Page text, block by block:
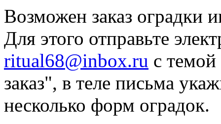
Возможен заказ оградки
Для этого отправьте
ritual68@inbox.ru с
заказ", в теле письма
несколько форм оградок.